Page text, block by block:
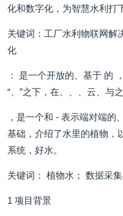
化和数字化，为智慧水利打
关键词：工厂水利物联网解
化
： 是一个开放的、基于 的
“、”之下，在、、、云、与之
，是一个和 - 表示端对端的
基础，介绍了水里的植物，
系统，好水。
关键词： 植物水； 数据采集
1 项目背景